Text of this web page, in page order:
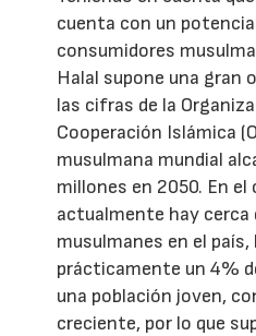
cuenta con un
consumidores
Halal supone una gran
las cifras de la
Cooperación Islámica
musulmana mundial
millones en 2050. En el
actualmente hay cerca
musulmanes en el país,
prácticamente un 4%
una población joven,
creciente, por lo que